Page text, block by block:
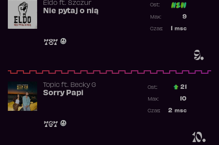
9.
Eldoft. Szczur
Nie pytaj o nią
787
Ost:
9
Max:
msc
Czas:
10.
Topicft. Becky G
Sorry Papi
767
Ost.: 21
10
Max:
2 msc
Czas: